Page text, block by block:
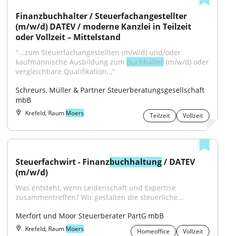
Finanzbuchhalter / Steuerfachangestellter
(m/w/d) DATEV / moderne Kanzlei in Teilzeit
oder Vollzeit – Mittelstand
"...zum Steuer­fach­angestellten (m/w/d) und/oder
kaufmännische Ausbildung zum Buchhalter (m/w/d) oder
vergleichbare Qualifikation..."
Schreurs, Müller & Partner Steuerberatungsgesellschaft
mbB
Krefeld, Raum Moers Teilzeit Vollzeit
Steuerfachwirt - Finanzbuchhaltung / DATEV
(m/w/d)
Was entsteht, wenn Leidenschaft und Expertise
zusammentreffen? Wir gestalten die steuerliche...
Merfort und Moor Steuerberater PartG mbB
Krefeld, Raum Moers Homeoffice Vollzeit